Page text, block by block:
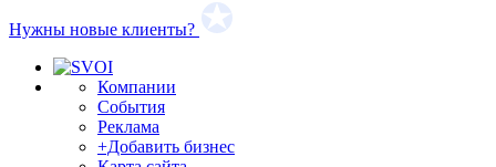
Нужны новые клиенты?
Компании
События
Реклама
+Добавить бизнес